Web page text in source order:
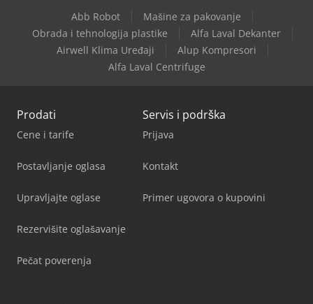
Abb Robot
Mašine za pakovanje
Obrada i tehnologija plastike
Alfa Laval Dekanter
Airwell Klima Uređaji
Alup Kompresori
Alfa Laval Centrifuge
Prodati
Cene i tarife
Postavljanje oglasa
Upravljajte oglase
Rezervišite oglašavanje
Pečat poverenja
Servis i podrška
Prijava
Kontakt
Primer ugovora o kupovini